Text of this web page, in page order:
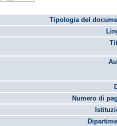
Tipologia del
Numero di